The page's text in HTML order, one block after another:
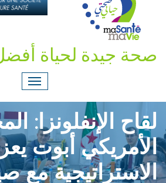
صحة جيدة لحياة
لقاح الإنفلونزا:
الأمريكي أبوت
الاستراتيجية مع